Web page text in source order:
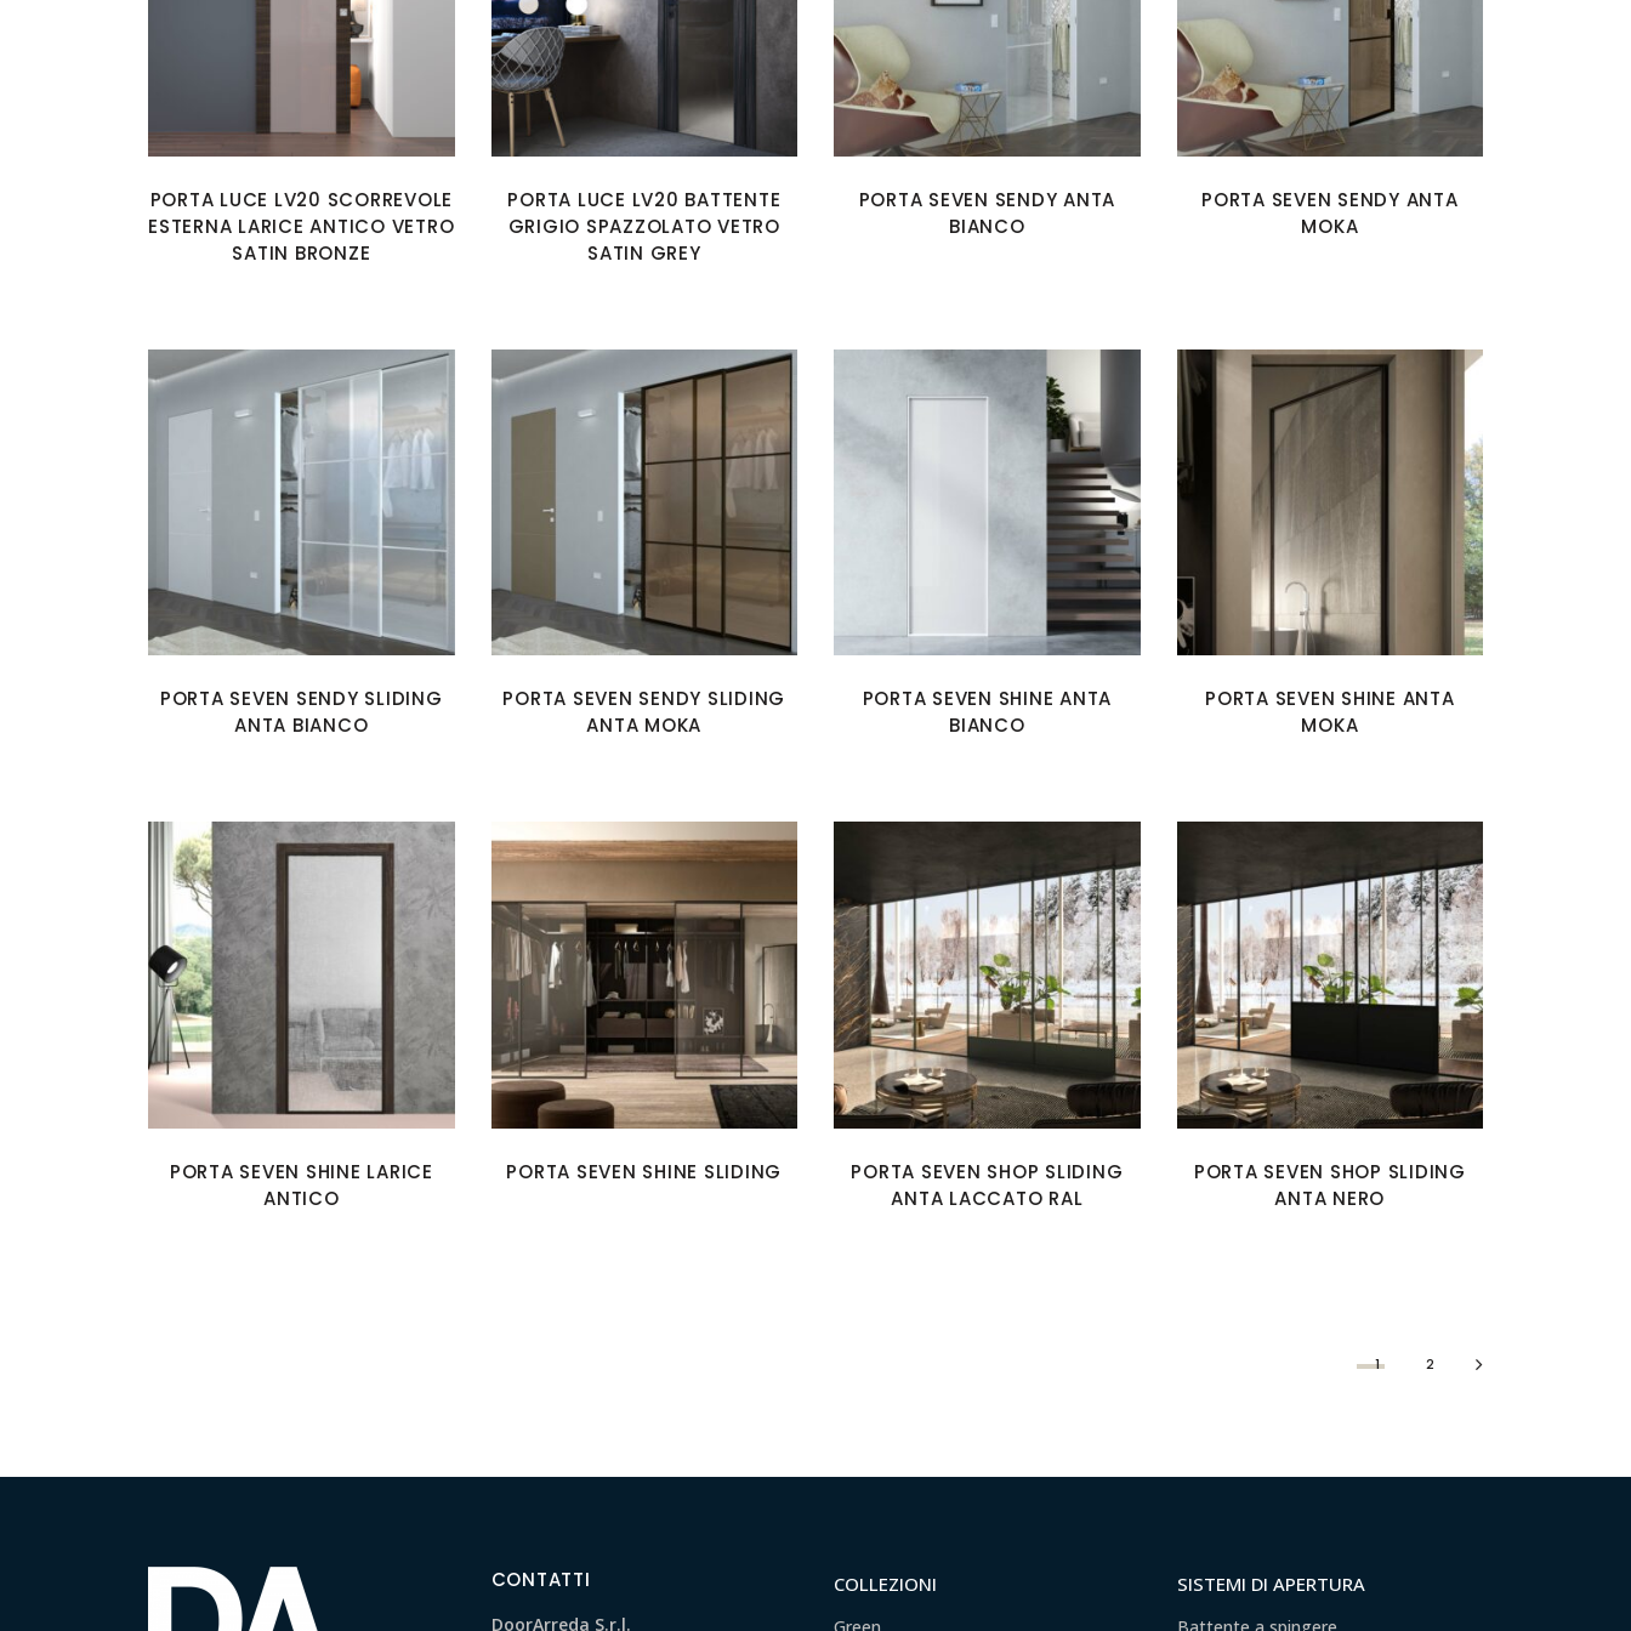
PORTA LUCE LV20 SCORREVOLE
ESTERNA LARICE ANTICO VETRO
SATIN BRONZE
PORTA LUCE LV20 BATTENTE
GRIGIO SPAZZOLATO VETRO
SATIN GREY
PORTA SEVEN SENDY ANTA
BIANCO
PORTA SEVEN SENDY ANTA
MOKA
PORTA SEVEN SENDY SLIDING
ANTA BIANCO
PORTA SEVEN SENDY SLIDING
ANTA MOKA
PORTA SEVEN SHINE ANTA
BIANCO
PORTA SEVEN SHINE ANTA
MOKA
PORTA SEVEN SHINE LARICE
ANTICO
PORTA SEVEN SHINE SLIDING
PORTA SEVEN SHOP SLIDING
ANTA LACCATO RAL
PORTA SEVEN SHOP SLIDING
ANTA NERO
1 2
CONTATTI
DoorArreda S.r.l.
COLLEZIONI SISTEMI DI APERTURA